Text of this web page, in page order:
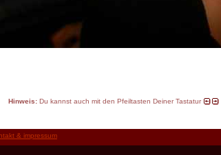
Hinweis:Du kannst auch mit den Pfeiltasten Deiner Tastatur
& impressum